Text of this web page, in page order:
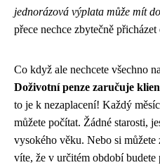
jednorázová výplata může mít
přece nechce zbytečně
Co když ale nechcete všechno
Doživotní penze zaručuje
to je k nezaplacení! Každý
můžete počítat. Žádné starosti,
vysokého věku. Nebo si
víte, že v určitém období